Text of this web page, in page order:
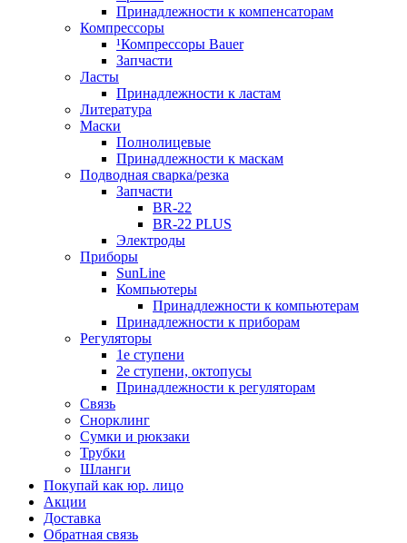
Принадлежности к компенсаторам
Компрессоры
¹Компрессоры Bauer
Запчасти
Ласты
Принадлежности к ластам
Литература
Маски
Полнолицевые
Принадлежности к маскам
Подводная сварка/резка
Запчасти
BR-22
BR-22 PLUS
Электроды
Приборы
SunLine
Компьютеры
Принадлежности к компьютерам
Принадлежности к приборам
Регуляторы
1е ступени
2е ступени, октопусы
Принадлежности к регуляторам
Связь
Снорклинг
Сумки и рюкзаки
Трубки
Шланги
Покупай как юр. лицо
Акции
Доставка
Обратная связь